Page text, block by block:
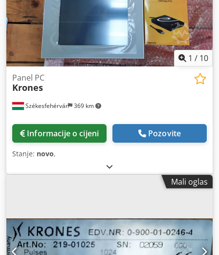
1 / 10
Székesfehérvár 369 km
Panel PC
Krones
Informacije o cijeni Pozovite
Stanje: novo,
Mali oglas